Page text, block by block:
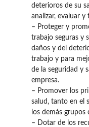
deterioros de su
analizar, evaluar y
– Proteger y
trabajo seguras y
daños y del
trabajo y para
de la seguridad y
empresa.
– Promover los
salud, tanto en el
los demás grupos
– Dotar de los